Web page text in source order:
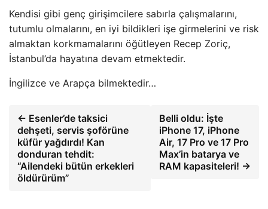
Kendisi gibi genç girişimcilere sabırla çalışmalarını,
tutumlu olmalarını, en iyi bildikleri işe girmelerini ve risk
almaktan korkmamalarını öğütleyen Recep Zoriç,
İstanbul’da hayatına devam etmektedir.
İngilizce ve Arapça bilmektedir…
← Esenler’de taksici
dehşeti, servis şoförüne
küfür yağdırdı! Kan
donduran tehdit:
“Ailendeki bütün erkekleri
öldürürüm”
Belli oldu: İşte
iPhone 17, iPhone
Air, 17 Pro ve 17 Pro
Max’in batarya ve
RAM kapasiteleri! →